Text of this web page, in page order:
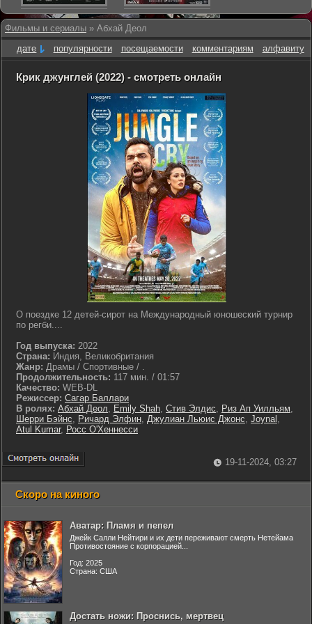
Фильмы и сериалы » Абхай Деол
дате
популярности посещаемости комментариям алфавиту
Крик джунглей (2022) - смотреть онлайн
О поездке 12 детей-сирот на Международный юношеский турнир
по регби....
Год выпуска: 2022
Страна: Индия, Великобритания
Жанр: Драмы / Спортивные / .
Продолжительность: 117 мин. / 01:57
Качество: WEB-DL
Режиссер: Сагар Баллари
В ролях: Абхай Деол, Emily Shah, Стив Элдис, Риз Ап Уилльям,
Шерри Бэйнс, Ричард Элфин, Джулиан Льюис Джонс, Joynal ,
Atul Kumar, Росс О'Хеннесси
19-11-2024, 03:27
Скоро на киного
Аватар: Пламя и пепел
Джейк Салли Нейтири и их дети переживают смерть Нетейама
Противостояние с корпорацией...
Год: 2025
Страна: США
Достать ножи: Проснись, мертвец